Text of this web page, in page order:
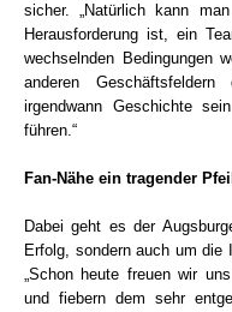
sicher. „Natürlich kann
Herausforderung ist, ein
wechselnden Bedingungen
anderen
irgendwann Geschichte
führen.“
Fan-Nähe ein tragender
Dabei geht es der
Erfolg, sondern auch um die
„Schon heute freuen wir
und fiebern dem sehr